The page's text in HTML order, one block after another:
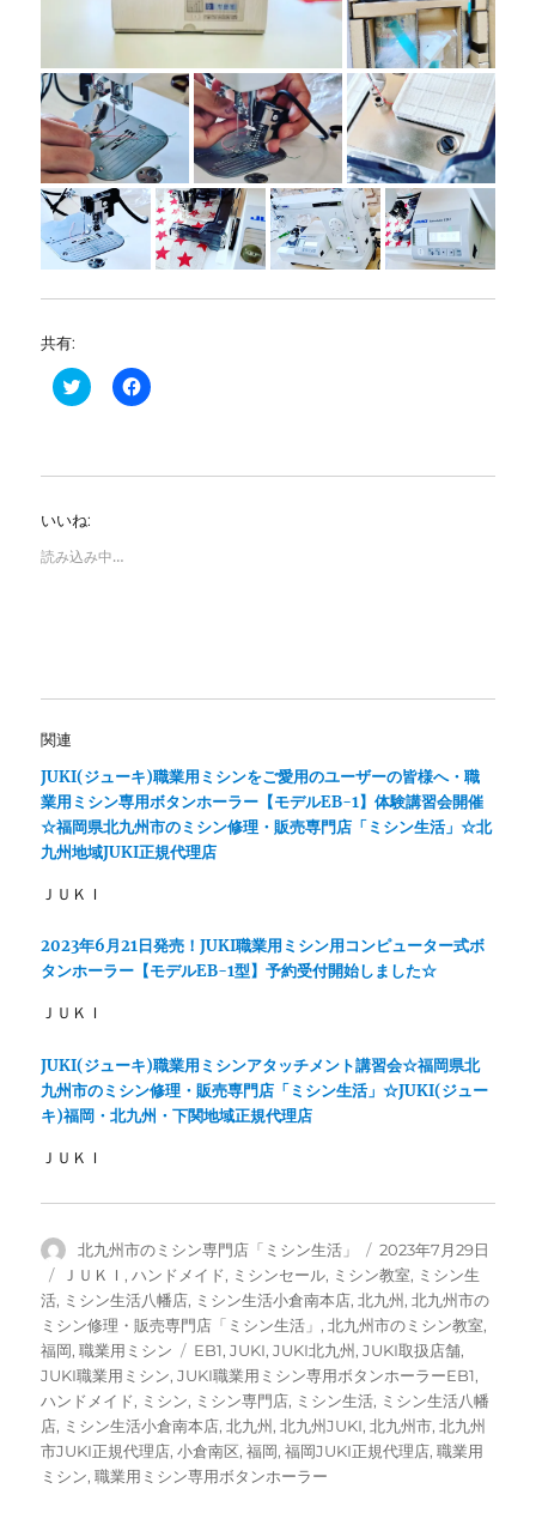
共有:
ク
リ
T
t
e
r
ウ
で
開
き
ま
す
)
F
a
o
て
(
新
し
い
ウ
ィ
ン
き
ま
す
いいね:
読み込み中…
関連
JUKI(ジューキ)職業用ミシンをご愛用のユーザーの皆様へ・職
業用ミシン専用ボタンホーラー【モデルEB-1】体験講習会開催
☆福岡県北九州市のミシン修理・販売専門店「ミシン生活」☆北
九州地域JUKI正規代理店
ＪＵＫＩ
2023年6月21日発売！JUKI職業用ミシン用コンピューター式ボ
タンホーラー【モデルEB-1型】予約受付開始しました☆
ＪＵＫＩ
JUKI(ジューキ)職業用ミシンアタッチメント講習会☆福岡県北
九州市のミシン修理・販売専門店「ミシン生活」☆JUKI(ジュー
キ)福岡・北九州・下関地域正規代理店
ＪＵＫＩ
投
稿
者
北九州市のミシン専門店「ミシン生活」
投
稿
日:
2023年7月29日
カ
テ
ゴ
リ
ー
ＪＵＫＩ,ハンドメイド, ミシンセール, ミシン教室, ミシン生
活, ミシン生活八幡店, ミシン生活小倉南本店,北九州,北九州市の
ミシン修理・販売専門店「ミシン生活」,北九州市のミシン教室,
福岡,職業用ミシン
タ
グ
EB1,JUKI,JUKI北九州,JUKI取扱店舗,
JUKI職業用ミシン,JUKI職業用ミシン専用ボタンホーラーEB1,
ハンドメイド, ミシン, ミシン専門店, ミシン生活, ミシン生活八幡
店, ミシン生活小倉南本店,北九州,北九州JUKI,北九州市,北九州
市JUKI正規代理店,小倉南区,福岡,福岡JUKI正規代理店,職業用
ミシン,職業用ミシン専用ボタンホーラー